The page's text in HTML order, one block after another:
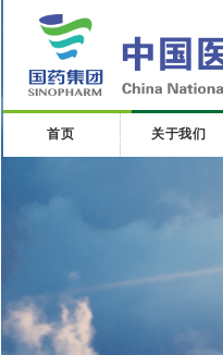
首页 关于我们